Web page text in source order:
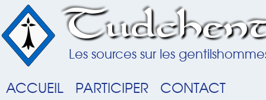
Les sources sur les
ACCUEIL PARTICIPER CONTACT